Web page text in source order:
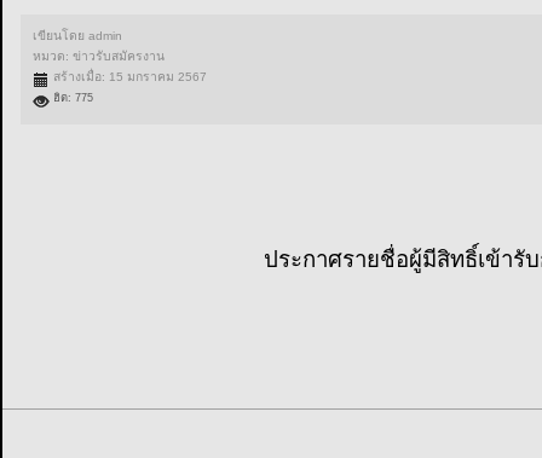
เขียนโดยadmin
หมวด:ข่าวรับสมัครงาน
สร้างเมื่อ: 15 มกราคม 2567
ฮิต: 775
ประกาศรายชื่อผู้มีสิทธิ์เข้ารั